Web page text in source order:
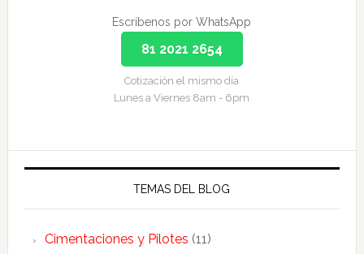
Escríbenos por WhatsApp
81 2021 2654
Cotización el mismo día
Lunes a Viernes 8am - 6pm
TEMAS DEL BLOG
Cimentaciones y Pilotes (11)